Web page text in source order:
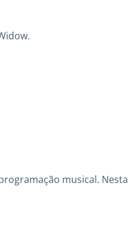
musical. Nesta